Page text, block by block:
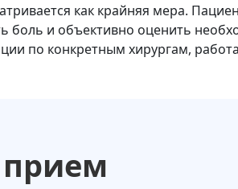
как крайняя мера.
боль и объективно оценить
по конкретным хирургам,
прием